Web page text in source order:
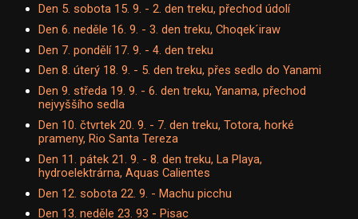
Den 5. sobota 15. 9. - 2. den treku, přechod údolí
Den 6. neděle 16. 9. - 3. den treku, Choqek´iraw
Den 7. pondělí 17. 9. - 4. den treku
Den 8. úterý 18. 9. - 5. den treku, přes sedlo do Yanami
Den 9. středa 19. 9. - 6. den treku, Yanama, přechod
nejvyššího sedla
Den 10. čtvrtek 20. 9. - 7. den treku, Totora, horké
prameny, Rio Santa Tereza
Den 11. pátek 21. 9. - 8. den treku, La Playa,
hydroelektrárna, Aquas Calientes
Den 12. sobota 22. 9. - Machu picchu
Den 13. neděle 23. 93 - Pisac